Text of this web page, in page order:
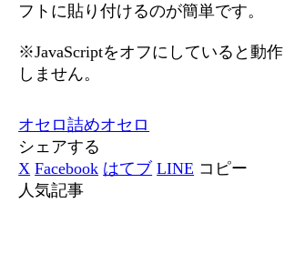
フトに貼り付けるのが簡単です。
※JavaScriptをオフにしていると動作
しません。
オセロ詰めオセロ
シェアする
X Facebook はてブ LINE コピー
人気記事